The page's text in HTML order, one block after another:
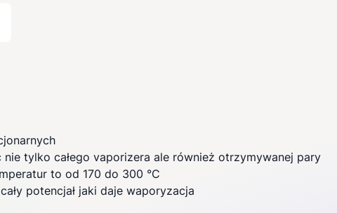
tylko całego vaporizera ale również otrzymywanej pary
to od 170 do 300 °C
potencjał jaki daje waporyzacja